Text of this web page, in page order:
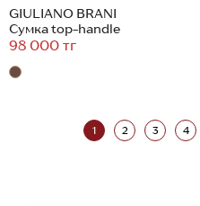
GIULIANO BRANI
Сумка top-handle
98 000 тг
1 2 3 4